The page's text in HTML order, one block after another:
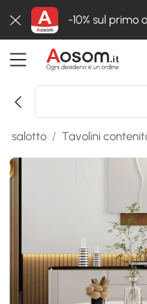
-10% sul primo
salotto / Tavolini